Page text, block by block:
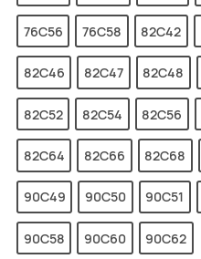
76C56 76C58 82C42
82C46 82C47 82C48
82C52 82C54 82C56
82C64 82C66 82C68
90C49 90C50 90C51
90C58 90C60 90C62